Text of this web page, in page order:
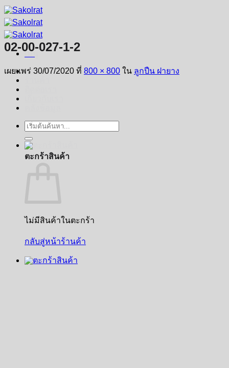
ข้าม
ไป
ยัง
เนื้อหา
เมนู
หน้าหลัก
ค้นหา:
ตะกร้าสินค้า
ไม่มีสินค้าในตะกร้า
กลับสู่หน้าร้านค้า
02-00-027-1-2
เผยแพร่ 30/07/2020 ที่ 800 × 800 ใน ลูกปืน ฝายาง